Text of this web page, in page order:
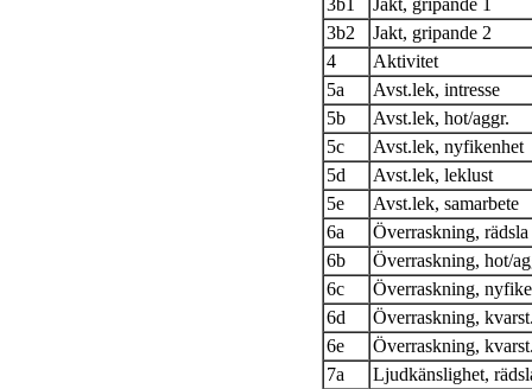
3b1
Jakt, gripande 1
3b2
Jakt, gripande 2
4
Aktivitet
5a
Avst.lek, intresse
5b
Avst.lek, hot/aggr.
5c
Avst.lek, nyfikenhet
5d
Avst.lek, leklust
5e
Avst.lek, samarbete
6a
Överraskning, rädsla
6b
Överraskning, hot/
6c
Överraskning,
6d
Överraskning,
6e
Överraskning,
7a
Ljudkänslighet,